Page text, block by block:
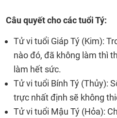
Câu quyết cho các tuổi Tý:
Tử vi tuổi Giáp Tý (Kim):
nào đó, đã không làm thì
làm hết sức.
Tử vi tuổi Bính Tý (Thủy):
trực nhất định sẽ không
Tử vi tuổi Mậu Tý (Hỏa):